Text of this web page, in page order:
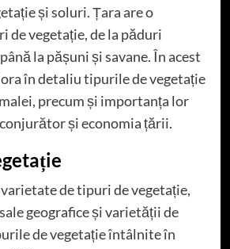
și soluri. Țara are o
de vegetație, de la păduri
la pășuni și savane. În acest
în detaliu tipurile de vegetație
precum și importanța lor
și economia țării.
de tipuri de vegetație,
geografice și varietății de
de vegetație întâlnite în